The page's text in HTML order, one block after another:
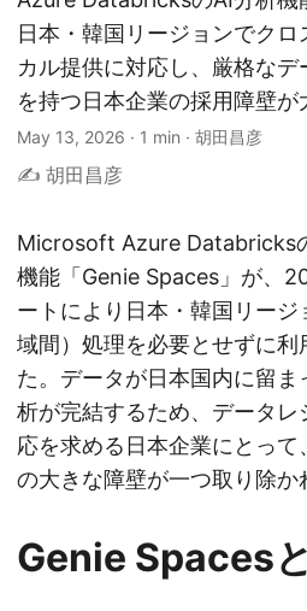
日本・韓国リージョンでク
カル提供に対応し、厳格な
を持つ日本企業の採用障壁が
May 13, 2026 · 1 min · 胡田昌彦
✍️ 胡田昌彦
Microsoft Azure Databricks
機能「Genie Spaces」が、
ートにより日本・韓国リー
域間）処理を必要とせずに利
た。データが日本国内に留
析が完結するため、データ
応を求める日本企業にとっ
の大きな障壁が一つ取り除か
Genie Spaces